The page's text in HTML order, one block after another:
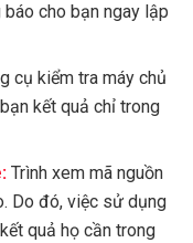
cho bạn ngay lập
cụ kiểm tra máy chủ
kết quả chỉ trong
Trình xem mã nguồn
Do đó, việc sử dụng
quả họ cần trong